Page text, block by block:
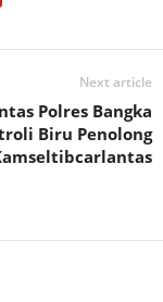
Next article
Polres Bangka
Biru Penolong